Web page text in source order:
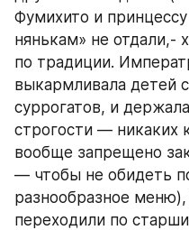
Фумихито и
нянькам» не отдали,-
по традиции.
выкармливала детей
суррогатов, и
строгости — никаких
вообще запрещено
— чтобы не обидеть
разнообразное
переходили по